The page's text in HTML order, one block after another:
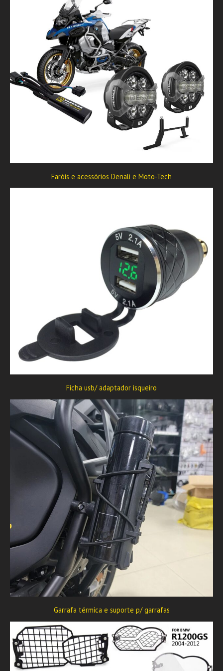
Faróis e acessórios Denali e Moto-Tech
Ficha usb/ adaptador isqueiro
Garrafa térmica e suporte p/ garrafas